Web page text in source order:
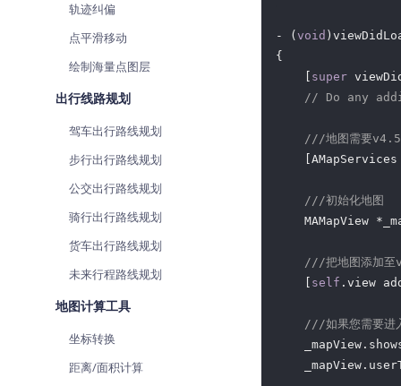
轨迹纠偏
点平滑移动
绘制海量点图层
出行线路规划
驾车出行路线规划
步行出行路线规划
公交出行路线规划
骑行出行路线规划
货车出行路线规划
未来行程路线规划
地图计算工具
坐标转换
距离/面积计算
- ( void
{
super
// Do any
///地图需要
///初始化地图
MAMapView
///把地图添加至
self .view
///如果您需要进